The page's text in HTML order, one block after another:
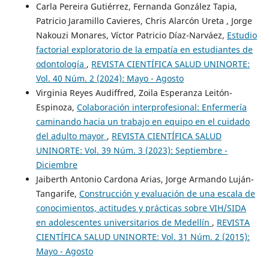
Carla Pereira Gutiérrez, Fernanda González Tapia,
Patricio Jaramillo Cavieres, Chris Alarcón Ureta , Jorge
Nakouzi Monares, Víctor Patricio Díaz-Narváez, Estudio
factorial exploratorio de la empatía en estudiantes de
odontología , REVISTA CIENTÍFICA SALUD UNINORTE:
Vol. 40 Núm. 2 (2024): Mayo - Agosto
Virginia Reyes Audiffred, Zoila Esperanza Leitón-
Espinoza, Colaboración interprofesional: Enfermería
caminando hacia un trabajo en equipo en el cuidado
del adulto mayor , REVISTA CIENTÍFICA SALUD
UNINORTE: Vol. 39 Núm. 3 (2023): Septiembre -
Diciembre
Jaiberth Antonio Cardona Arias, Jorge Armando Luján-
Tangarife, Construcción y evaluación de una escala de
conocimientos, actitudes y prácticas sobre VIH/SIDA
en adolescentes universitarios de Medellín , REVISTA
CIENTÍFICA SALUD UNINORTE: Vol. 31 Núm. 2 (2015):
Mayo - Agosto